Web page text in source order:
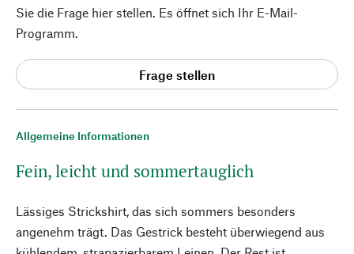
Allgemeine Informationen
Fein, leicht und sommertauglich
Lässiges Strickshirt, das sich sommers besonders
angenehm trägt. Das Gestrick besteht überwiegend aus
Sie die Frage hier stellen. Es öffnet sich Ihr E-Mail-
Programm.
Frage stellen